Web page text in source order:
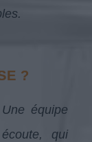
?
Une équipe
qui